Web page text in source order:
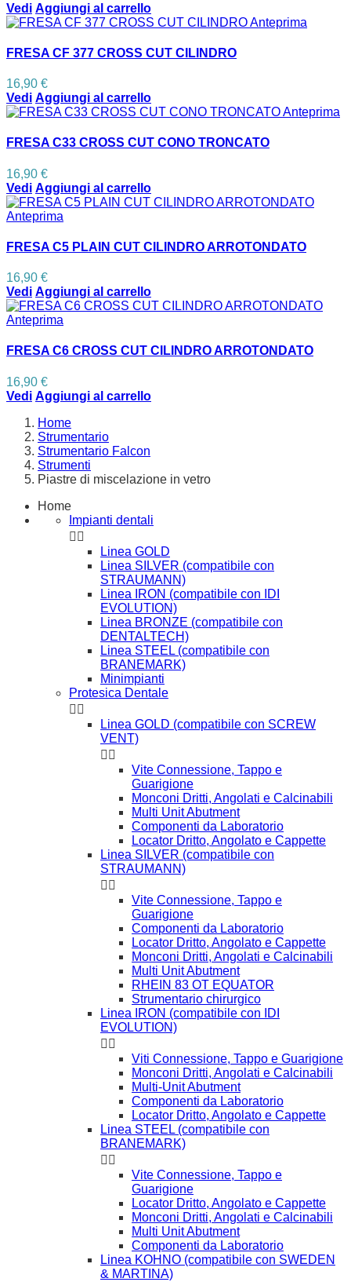
Vedi Aggiungi al carrello
Anteprima
FRESA CF 377 CROSS CUT CILINDRO
16,90 €
Vedi Aggiungi al carrello
Anteprima
FRESA C33 CROSS CUT CONO TRONCATO
16,90 €
Vedi Aggiungi al carrello
Anteprima
FRESA C5 PLAIN CUT CILINDRO ARROTONDATO
16,90 €
Vedi Aggiungi al carrello
Anteprima
FRESA C6 CROSS CUT CILINDRO ARROTONDATO
16,90 €
Vedi Aggiungi al carrello
Home
Strumentario
Strumentario Falcon
Strumenti
Piastre di miscelazione in vetro
Home
Impianti dentali
 
Linea GOLD
Linea SILVER (compatibile con
STRAUMANN)
Linea IRON (compatibile con IDI
EVOLUTION)
Linea BRONZE (compatibile con
DENTALTECH)
Linea STEEL (compatibile con
BRANEMARK)
Minimpianti
Protesica Dentale
 
Linea GOLD (compatibile con SCREW
VENT)
 
Vite Connessione, Tappo e
Guarigione
Monconi Dritti, Angolati e Calcinabili
Multi Unit Abutment
Componenti da Laboratorio
Locator Dritto, Angolato e Cappette
Linea SILVER (compatibile con
STRAUMANN)
 
Vite Connessione, Tappo e
Guarigione
Componenti da Laboratorio
Locator Dritto, Angolato e Cappette
Monconi Dritti, Angolati e Calcinabili
Multi Unit Abutment
RHEIN 83 OT EQUATOR
Strumentario chirurgico
Linea IRON (compatibile con IDI
EVOLUTION)
 
Viti Connessione, Tappo e Guarigione
Monconi Dritti, Angolati e Calcinabili
Multi-Unit Abutment
Componenti da Laboratorio
Locator Dritto, Angolato e Cappette
Linea STEEL (compatibile con
BRANEMARK)
 
Vite Connessione, Tappo e
Guarigione
Locator Dritto, Angolato e Cappette
Monconi Dritti, Angolati e Calcinabili
Multi Unit Abutment
Componenti da Laboratorio
Linea KOHNO (compatibile con SWEDEN
& MARTINA)